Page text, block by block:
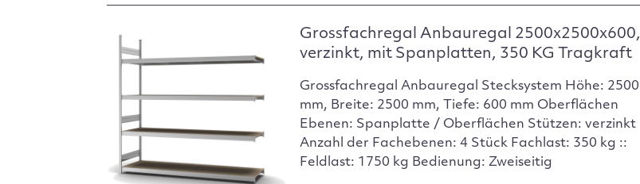
Grossfachregal Anbauregal 2500x2500x600,
verzinkt, mit Spanplatten, 350 KG Tragkraft
Grossfachregal Anbauregal Stecksystem Höhe: 2500
mm, Breite: 2500 mm, Tiefe: 600 mm Oberflächen
Ebenen: Spanplatte / Oberflächen Stützen: verzinkt
Anzahl der Fachebenen: 4 Stück Fachlast: 350 kg ::
Feldlast: 1750 kg Bedienung: Zweiseitig